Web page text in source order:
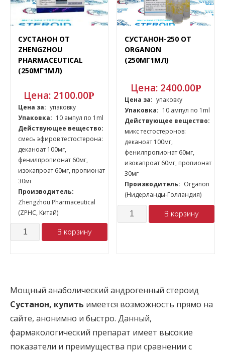
СУСТАНОН ОТ
ZHENGZHOU
PHARMACEUTICAL
(250МГ1МЛ)
Цена: 2100.00Р
Цена за: упаковку
Упаковка: 10 ампул по 1ml
Действующее вещество:
смесь эфиров тестостерона:
деканоат 100мг,
фенилпропионат 60мг,
изокапроат 60мг, пропионат
30мг
Производитель:
Zhengzhou Pharmaceutical
(ZPHC, Китай)
Количество В корзину
СУСТАНОН-250 ОТ
ORGANON
(250МГ1МЛ)
Цена: 2400.00Р
Цена за: упаковку
Упаковка: 10 ампул по 1ml
Действующее вещество:
микс тестостеронов:
деканоат 100мг,
фенилпропионат 60мг,
изокапроат 60мг, пропионат
30мг
Производитель: Organon
(Нидерланды-Голландия)
Количество В корзину
Мощный анаболический андрогенный стероид
Сустанон, купить имеется возможность прямо на
сайте, анонимно и быстро. Данный,
фармакологический препарат имеет высокие
показатели и преимущества при сравнении с